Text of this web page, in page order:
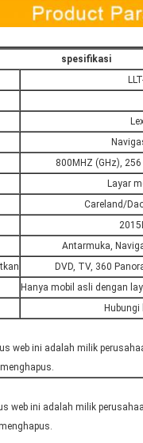
spesifikasi
800MHZ (GHz),
Layar
Careland/
Antarmuka,
DVD, TV, 360
Hanya mobil asli dengan
web ini adalah milik
web ini adalah milik